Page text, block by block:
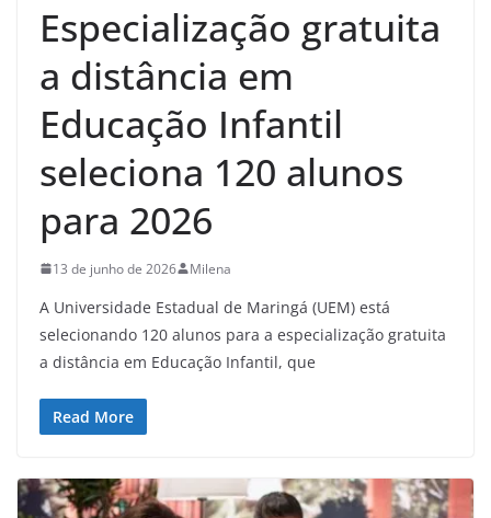
Especialização gratuita
a distância em
Educação Infantil
seleciona 120 alunos
para 2026
13 de junho de 2026 Milena
A Universidade Estadual de Maringá (UEM) está
selecionando 120 alunos para a especialização gratuita
a distância em Educação Infantil, que
Read More